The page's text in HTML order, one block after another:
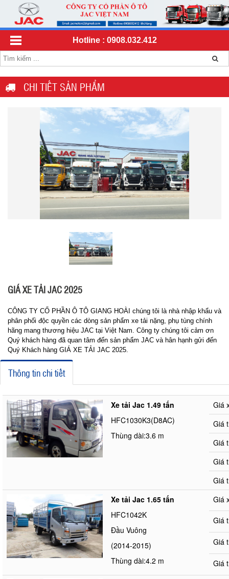
Hotline : 0908.032.412
CHI TIẾT SẢN PHẨM
GIÁ XE TẢI JAC 2025
CÔNG TY CỔ PHẦN Ô TÔ GIANG HOÀI chúng tôi là nhà nhập khẩu và
phân phối độc quyền các dòng sản phẩm xe tải nặng, phụ tùng chính
hãng mang thương hiệu JAC tại Việt Nam. Công ty chúng tôi cảm ơn
Quý khách hàng đã quan tâm đến sản phẩm JAC và hân hạnh gửi đến
Quý Khách hàng GIÁ XE TẢI JAC 2025.
Thông tin chi tiết
Xe tải Jac 1.49 tấn
HFC1030K3(D8AC)
Thùng dài:3.6 m
Giá
Giá
Giá
Giá
Giá
Xe tải Jac 1.65 tấn
HFC1042K
Đầu Vuông
(2014-2015)
Thùng dài:4.2 m
Giá
Giá
Giá
Giá